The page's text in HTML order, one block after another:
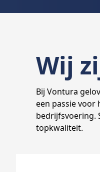
Wij
Bij Vontura
een passie
bedrijfsvoering.
topkwaliteit.